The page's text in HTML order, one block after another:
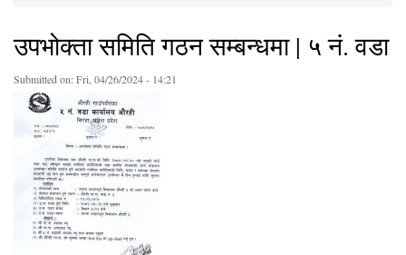
उपभोक्ता समिति गठन सम्बन्धमा | ५ नं. वडा
Submitted on:Fri, 04/26/2024 - 14:21